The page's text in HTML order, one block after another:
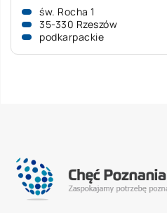
św. Rocha 1
35-330 Rzeszów
podkarpackie